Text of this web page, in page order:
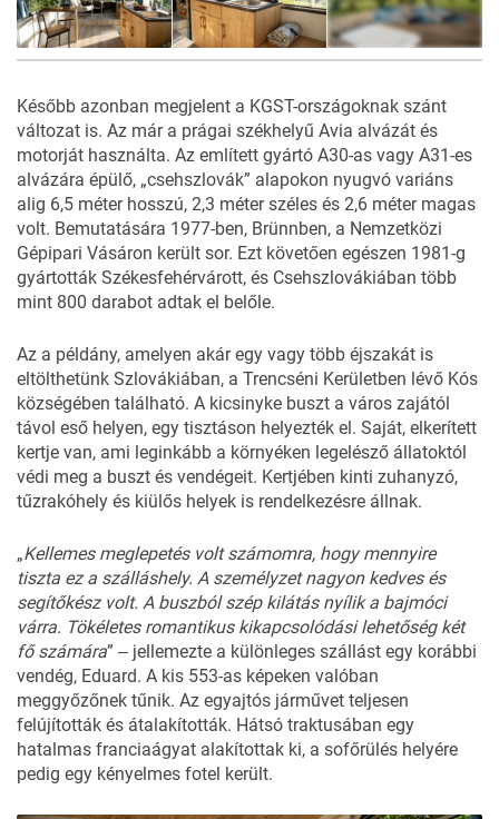
Később azonban megjelent a KGST-országoknak szánt
változat is. Az már a prágai székhelyű Avia alvázát és
motorját használta. Az említett gyártó A30-as vagy A31-es
alvázára épülő, „csehszlovák” alapokon nyugvó variáns
alig 6,5 méter hosszú, 2,3 méter széles és 2,6 méter magas
volt. Bemutatására 1977-ben, Brünnben, a Nemzetközi
Gépipari Vásáron került sor. Ezt követően egészen 1981-g
gyártották Székesfehérvárott, és Csehszlovákiában több
mint 800 darabot adtak el belőle.
Az a példány, amelyen akár egy vagy több éjszakát is
eltölthetünk Szlovákiában, a Trencséni Kerületben lévő Kós
községében található. A kicsinyke buszt a város zajától
távol eső helyen, egy tisztáson helyezték el. Saját, elkerített
kertje van, ami leginkább a környéken legelésző állatoktól
védi meg a buszt és vendégeit. Kertjében kinti zuhanyzó,
tűzrakóhely és kiülős helyek is rendelkezésre állnak.
„Kellemes meglepetés volt számomra, hogy mennyire
tiszta ez a szálláshely. A személyzet nagyon kedves és
segítőkész volt. A buszból szép kilátás nyílik a bajmóci
várra. Tökéletes romantikus kikapcsolódási lehetőség két
fő számára” ‒ jellemezte a különleges szállást egy korábbi
vendég, Eduard. A kis 553-as képeken valóban
meggyőzőnek tűnik. Az egyajtós járművet teljesen
felújították és átalakították. Hátsó traktusában egy
hatalmas franciaágyat alakítottak ki, a sofőrülés helyére
pedig egy kényelmes fotel került.